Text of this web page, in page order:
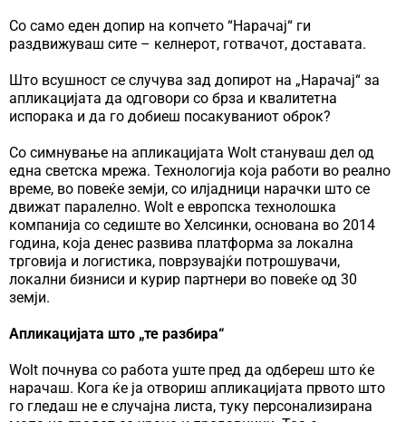
Со само еден допир на копчето “Нарачај“ ги
раздвижуваш сите – келнерот, готвачот, доставата.
Што всушност се случува зад допирот на „Нарачај“ за
апликацијата да одговори со брза и квалитетна
испорака и да го добиеш посакуваниот оброк?
Со симнување на апликацијата Wolt стануваш дел од
една светска мрежа. Технологија која работи во реално
време, во повеќе земји, со илјадници нарачки што се
движат паралелно. Wolt е европска технолошка
компанија со седиште во Хелсинки, основана во 2014
година, која денес развива платформа за локална
трговија и логистика, поврзувајќи потрошувачи,
локални бизниси и курир партнери во повеќе од 30
земји.
Апликацијата што „те разбира“
Wolt почнува со работа уште пред да одбереш што ќе
нарачаш. Кога ќе ја отвориш апликацијата првото што
го гледаш не е случајна листа, туку персонализирана